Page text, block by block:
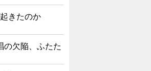
きたのか
の欠陥、ふたた